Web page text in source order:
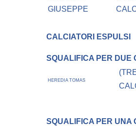
GIUSEPPE
CALCIATORI ESPULSI
SQUALIFICA PER DUE
HEREDIA TOMAS
SQUALIFICA PER UNA